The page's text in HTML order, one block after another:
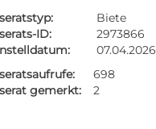
Biete
ID:
2973866
07.04.2026
698
gemerkt:
2